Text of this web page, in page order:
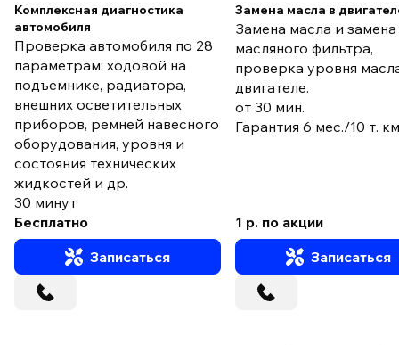
Комплексная диагностика
автомобиля
Проверка автомобиля по 28
параметрам: ходовой на
подъемнике, радиатора,
внешних осветительных
приборов, ремней навесного
оборудования, уровня и
состояния технических
жидкостей и др.
30 минут
Бесплатно
Записаться
Замена масла в
Замена масла и замена
масляного фильтра,
проверка уровня
двигателе.
от 30 мин.
Гарантия 6 мес./10 т.
1 р. по акции
Записаться